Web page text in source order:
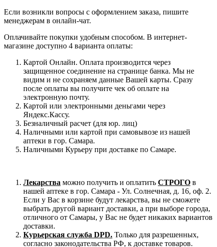
Если возникли вопросы с оформлением заказа, пишите
менеджерам в онлайн-чат.
Оплачивайте покупки удобным способом. В интернет-
магазине доступно 4 варианта оплаты:
Картой Онлайн. Оплата производится через
защищенное соединение на странице банка. Мы не
видим и не сохраняем данные Вашей карты. Сразу
после оплаты вы получите чек об оплате на
электронную почту.
Картой или электронными деньгами через
Яндекс.Кассу.
Безналичный расчет (для юр. лиц)
Наличными или картой при самовывозе из нашей
аптеки в гор. Самара.
Наличными Курьеру при доставке по Самаре.
Лекарства можно получить и оплатить СТРОГО в
нашей аптеке в гор. Самара - Ул. Солнечная, д. 16, оф. 2.
Если у Вас в корзине будут лекарства, вы не сможете
выбрать другой вариант доставки, а при выборе города,
отличного от Самары, у Вас не будет никаких вариантов
доставки.
Курьерская служба DPD. Только для разрешенных,
согласно законодательства РФ, к доставке товаров.